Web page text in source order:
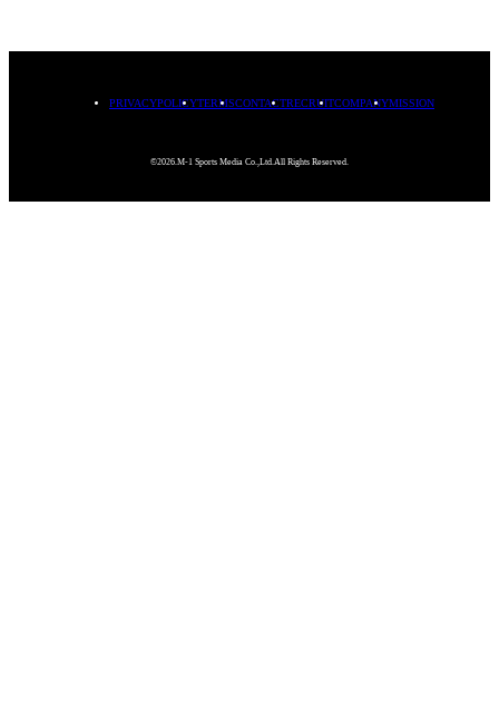
PRIVACYPOLICYTERMSCONTACTRECRUITCOMPANYMISSION
©2026.M-1 Sports Media Co.,Ltd.All Rights Reserved.